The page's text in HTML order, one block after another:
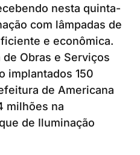
nesta quinta-
com lâmpadas de
e econômica.
Obras e Serviços
implantados 150
de Americana
milhões na
de Iluminação